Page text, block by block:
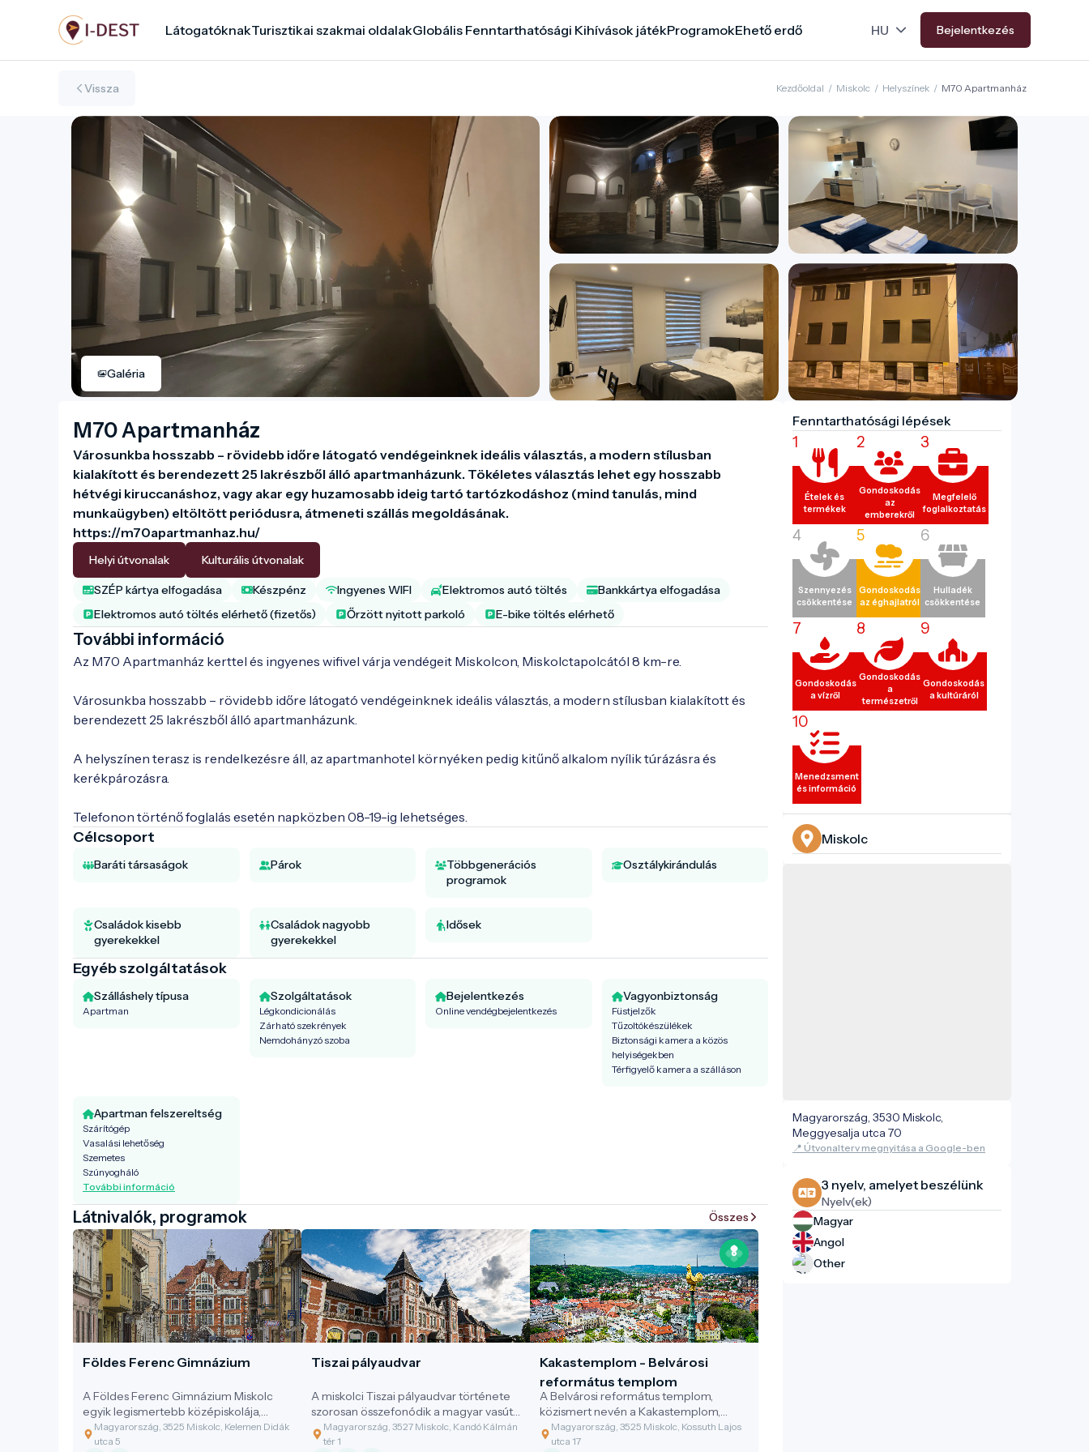
tartalomra
LátogatóknakTurisztikai szakmai oldalakGlobális Fenntarthatósági Kihívások játékProgramokEhető erdő Bejelentkezés
Vissza Kezdőoldal / Miskolc / Helyszínek / M70 Apartmanház
Galéria
M70 Apartmanház
Városunkba hosszabb – rövidebb időre látogató vendégeinknek ideális választás, a modern stílusban
kialakított és berendezett 25 lakrészből álló apartmanházunk. Tökéletes választás lehet egy hosszabb
hétvégi kiruccanáshoz, vagy akar egy huzamosabb ideig tartó tartózkodáshoz (mind tanulás, mind
munkaügyben) eltöltött periódusra, átmeneti szállás megoldásának.
https://m70apartmanhaz.hu/
Helyi útvonalak Kulturális útvonalak
SZÉP kártya elfogadása Készpénz Ingyenes WIFI Elektromos autó töltés
Bankkártya elfogadása
Elektromos autó töltés elérhető (fizetős)
Őrzött nyitott parkoló E-bike töltés elérhető
További információ
Az M70 Apartmanház kerttel és ingyenes wifivel várja vendégeit Miskolcon, Miskolctapolcától 8 km-re.
Városunkba hosszabb – rövidebb időre látogató vendégeinknek ideális választás, a modern stílusban kialakított és
berendezett 25 lakrészből álló apartmanházunk.
A helyszínen terasz is rendelkezésre áll, az apartmanhotel környéken pedig kitűnő alkalom nyílik túrázásra és
kerékpározásra.
Telefonon történő foglalás esetén napközben 08-19-ig lehetséges.
Célcsoport
Baráti társaságok Párok
Többgenerációs
programok
Osztálykirándulás
Családok kisebb
gyerekekkel
Családok nagyobb
gyerekekkel
Idősek
Egyéb szolgáltatások
Szálláshely típusa
Apartman
Szolgáltatások
Légkondicionálás
Zárható szekrények
Nemdohányzó szoba
Bejelentkezés
Online vendégbejelentkezés
Vagyonbiztonság
Füstjelzők
Tűzoltókészülékek
Biztonsági kamera a közös
helyiségekben
Térfigyelő kamera a szálláson
Apartman felszereltség
Szárítógép
Vasalási lehetőség
Szemetes
Szúnyogháló
További információ
Látnivalók, programok Összes
Földes Ferenc Gimnázium
A Földes Ferenc Gimnázium Miskolc
egyik legismertebb középiskolája,
amely az épület története, múltja miatt
a városnéző séták egyik fontos
Magyarország, 3525 Miskolc, Kelemen Didák
utca 5
Tiszai pályaudvar
A miskolci Tiszai pályaudvar története
szorosan összefonódik a magyar vasút
fejlődésével.
Magyarország, 3527 Miskolc, Kandó Kálmán
tér 1
Kakastemplom - Belvárosi
református templom
A Belvárosi református templom,
közismert nevén a Kakastemplom,
Miskolc legnagyobb református
temploma, melyet aranyozott kakas
Magyarország, 3525 Miskolc, Kossuth Lajos
utca 17
Fenntarthatósági lépések
1
Ételek és
termékek
2
Gondoskodás
az
emberekről
3
Megfelelő
foglalkoztatás
4
Szennyezés
csökkentése
5
Gondoskodás
az éghajlatról
6
Hulladék
csökkentése
7
Gondoskodás
a vízről
8
Gondoskodás
a
természetről
9
Gondoskodás
a kultúráról
10
Menedzsment
és információ
Miskolc
Magyarország, 3530 Miskolc,
Meggyesalja utca 70
📍 Útvonalterv megnyitása a Google-ben
3 nyelv, amelyet beszélünk
Nyelv(ek)
Magyar
Angol
Other